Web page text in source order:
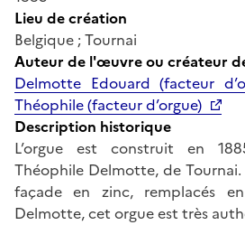
Lieu de création
Belgique ; Tournai
Auteur de l'œuvre ou créateur
Delmotte Edouard (facteur
Théophile (facteur d’orgue)
Description historique
L’orgue est construit en
Théophile Delmotte, de
façade en zinc, remplacés
Delmotte, cet orgue est très